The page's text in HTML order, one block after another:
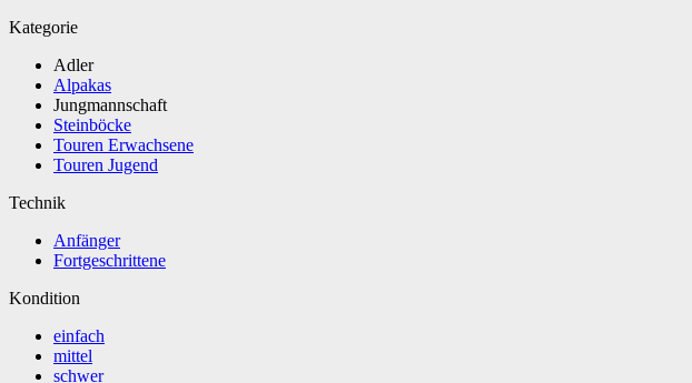
Kategorie
Adler
Alpakas
Jungmannschaft
Steinböcke
Touren Erwachsene
Touren Jugend
Technik
Anfänger
Fortgeschrittene
Kondition
einfach
mittel
schwer